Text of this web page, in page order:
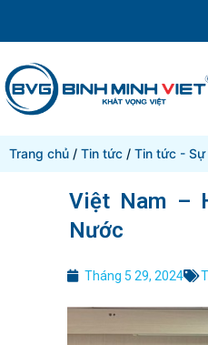
Trang chủ / Tin tức / Tin tức - Sự
Việt Nam –
Nước
Tháng 5 29, 2024